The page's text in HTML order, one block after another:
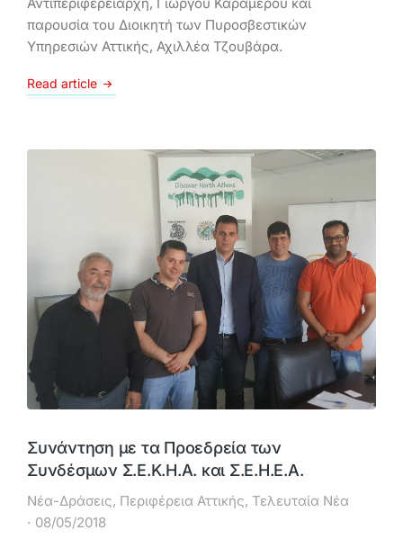
παρουσία του Διοικητή των Πυροσβεστικών
Υπηρεσιών Αττικής, Αχιλλέα Τζουβάρα.
Read article
Συνάντηση με τα Προεδρεία των
Συνδέσμων Σ.Ε.Κ.Η.Α. και Σ.Ε.Η.Ε.Α.
Νέα-Δράσεις, Περιφέρεια Αττικής, Τελευταία Νέα
08/05/2018